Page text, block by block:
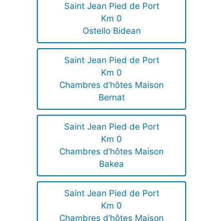
Saint Jean Pied de Port
Km 0
Ostello Bidean
Saint Jean Pied de Port
Km 0
Chambres d’hôtes Maison
Bernat
Saint Jean Pied de Port
Km 0
Chambres d’hôtes Maison
Bakea
Saint Jean Pied de Port
Km 0
Chambres d’hôtes Maison